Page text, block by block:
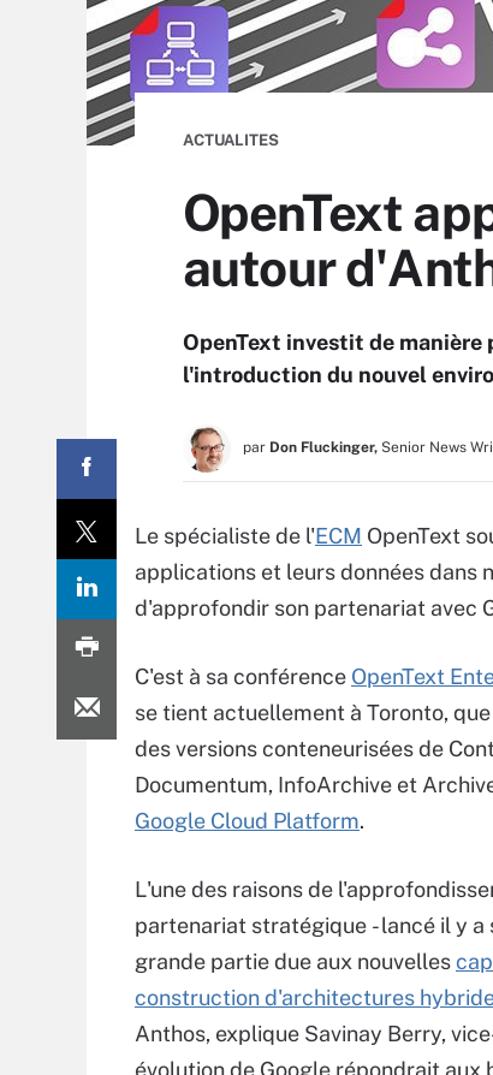
ACTUALITES
OpenText
autour
OpenText investit de manière
l'introduction du nouvel
par Don Fluckinger, Senior News
Le spécialiste de l'ECM OpenText
applications et leurs données dans
d'approfondir son partenariat avec
C'est à sa conférence OpenText
se tient actuellement à Toronto,
des versions conteneurisées de
Documentum, InfoArchive et
Google Cloud Platform.
L'une des raisons de
partenariat stratégique - lancé il y a
grande partie due aux nouvelles
construction d'architectures
Anthos, explique Savinay Berry,
évolution de Google répondrait aux